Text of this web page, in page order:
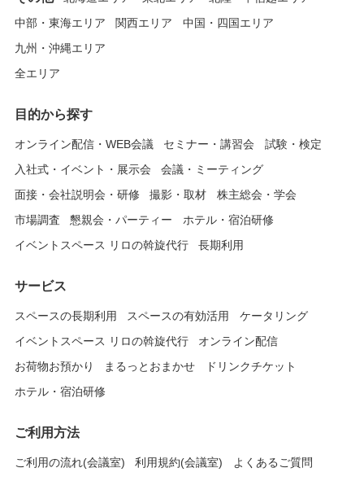
中部・東海エリア
関西エリア
中国・四国エリア
九州・沖縄エリア
全エリア
目的から探す
オンライン配信・WEB会議 セミナー・講習会
試験・検定
入社式・イベント・展示会
会議・ミーティング
面接・会社説明会・研修
撮影・取材
株主総会・学会
市場調査
懇親会・パーティー
ホテル・宿泊研修
イベントスペース リロの斡旋代行
長期利用
サービス
スペースの長期利用 スペースの有効活用
ケータリング
イベントスペース リロの斡旋代行
オンライン配信
お荷物お預かり
まるっとおまかせ
ドリンクチケット
ホテル・宿泊研修
ご利用方法
ご利用の流れ(会議室) 利用規約(会議室) よくあるご質問